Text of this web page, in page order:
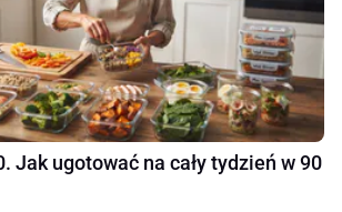
Jak ugotować na cały tydzień w 90